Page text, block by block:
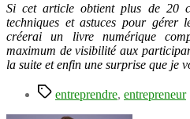
Si cet article obtient plus de 20
techniques et astuces pour gérer
créerai un livre numérique
maximum de visibilité aux
la suite et enfin une surprise que je
Étiquettes
entreprendre, entrepreneur